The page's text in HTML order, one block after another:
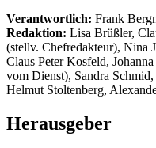
Verantwortlich: Frank
Redaktion: Lisa Brüßler,
(stellv. Chefredakteur), Nina
Claus Peter Kosfeld,
vom Dienst), Sandra
Helmut Stoltenberg,
Herausgeber